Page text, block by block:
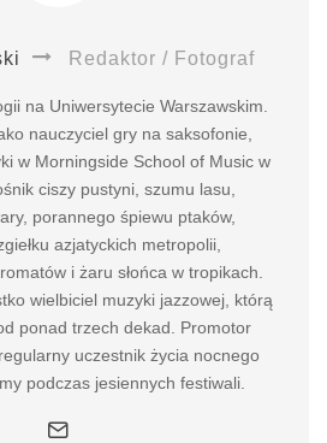
Redaktor / Fotograf
na Uniwersytecie Warszawskim.
nauczyciel gry na saksofonie,
w Morningside School of Music w
ciszy pustyni, szumu lasu,
porannego śpiewu ptaków,
azjatyckich metropolii,
i żaru słońca w tropikach.
wielbiciel muzyki jazzowej, którą
ponad trzech dekad. Promotor
uczestnik życia nocnego
podczas jesiennych festiwali.